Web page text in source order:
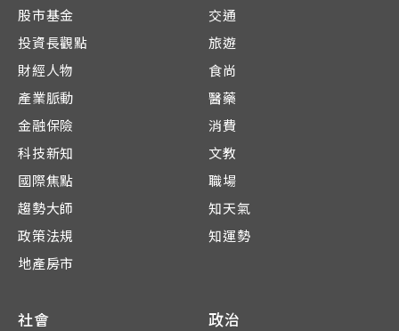
股市基金
投資長觀點
財經人物
產業脈動
金融保險
科技新知
國際焦點
趨勢大師
政策法規
地產房市
交通
旅遊
食尚
醫藥
消費
文教
職場
知天氣
知運勢
社會 政治